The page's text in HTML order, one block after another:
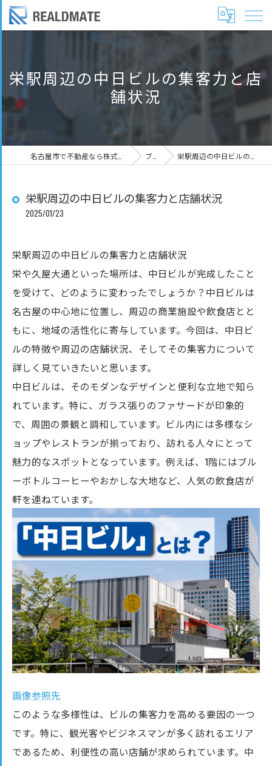
栄駅周辺の中日ビルの集客力と店
舗状況
ブログ 栄駅周辺の中日ビルの集客力と店舗状況
栄駅周辺の中日ビルの集客力と店舗状況
2025/01/23
栄駅周辺の中日ビルの集客力と店舗状況
栄や久屋大通といった場所は、中日ビルが完成したこと
を受けて、どのように変わったでしょうか？中日ビルは
名古屋の中心地に位置し、周辺の商業施設や飲食店とと
もに、地域の活性化に寄与しています。今回は、中日ビ
ルの特徴や周辺の店舗状況、そしてその集客力について
詳しく見ていきたいと思います。
中日ビルは、そのモダンなデザインと便利な立地で知ら
れています。特に、ガラス張りのファサードが印象的
で、周囲の景観と調和しています。ビル内には多様なシ
ョップやレストランが揃っており、訪れる人々にとって
魅力的なスポットとなっています。例えば、1階にはブル
ーボトルコーヒーやおかしな大地など、人気の飲食店が
軒を連ねています。
画像参照先
このような多様性は、ビルの集客力を高める要因の一つ
です。特に、観光客やビジネスマンが多く訪れるエリア
であるため、利便性の高い店舗が求められています。中